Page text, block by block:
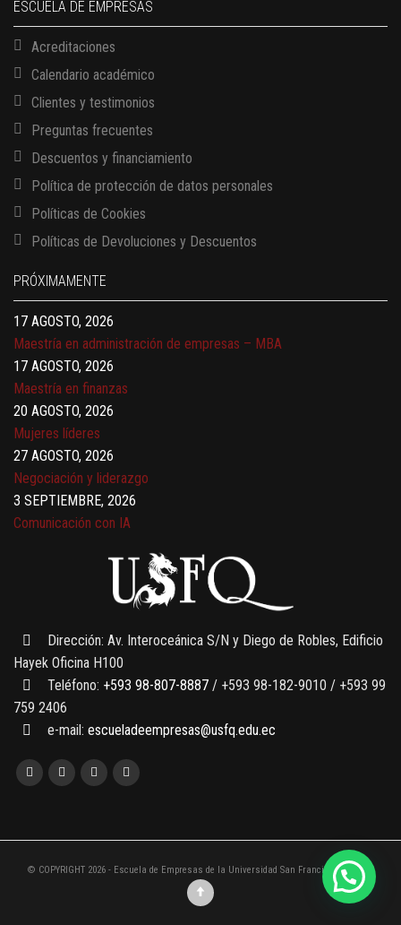
ESCUELA DE EMPRESAS
Acreditaciones
Calendario académico
Clientes y testimonios
Preguntas frecuentes
Descuentos y financiamiento
Política de protección de datos personales
Políticas de Cookies
Políticas de Devoluciones y Descuentos
PRÓXIMAMENTE
13 AGOSTO, 2026
17 AGOSTO, 2026
Gerencia de empresas familiares
17 AGOSTO, 2026
Maestría en administración de empresas – MBA
17 AGOSTO, 2026
Maestría en finanzas
20 AGOSTO, 2026
Mujeres líderes
27 AGOSTO, 2026
Negociación y liderazgo
3 SEPTIEMBRE, 2026
Comunicación con IA
Gobernanza de datos
13 AGOSTO, 2026
Finanzas para no financieros
Dirección: Av. Interoceánica S/N y Diego de Robles, Edificio
Hayek Oficina H100
Teléfono: +593 98-807-8887 / +593 98-182-9010 / +593 99
759 2406
e-mail: escueladeempresas@usfq.edu.ec
© COPYRIGHT 2026 - Escuela de Empresas de la Universidad San Francisco de Quito